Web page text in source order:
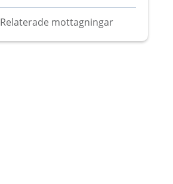
Relaterade mottagningar